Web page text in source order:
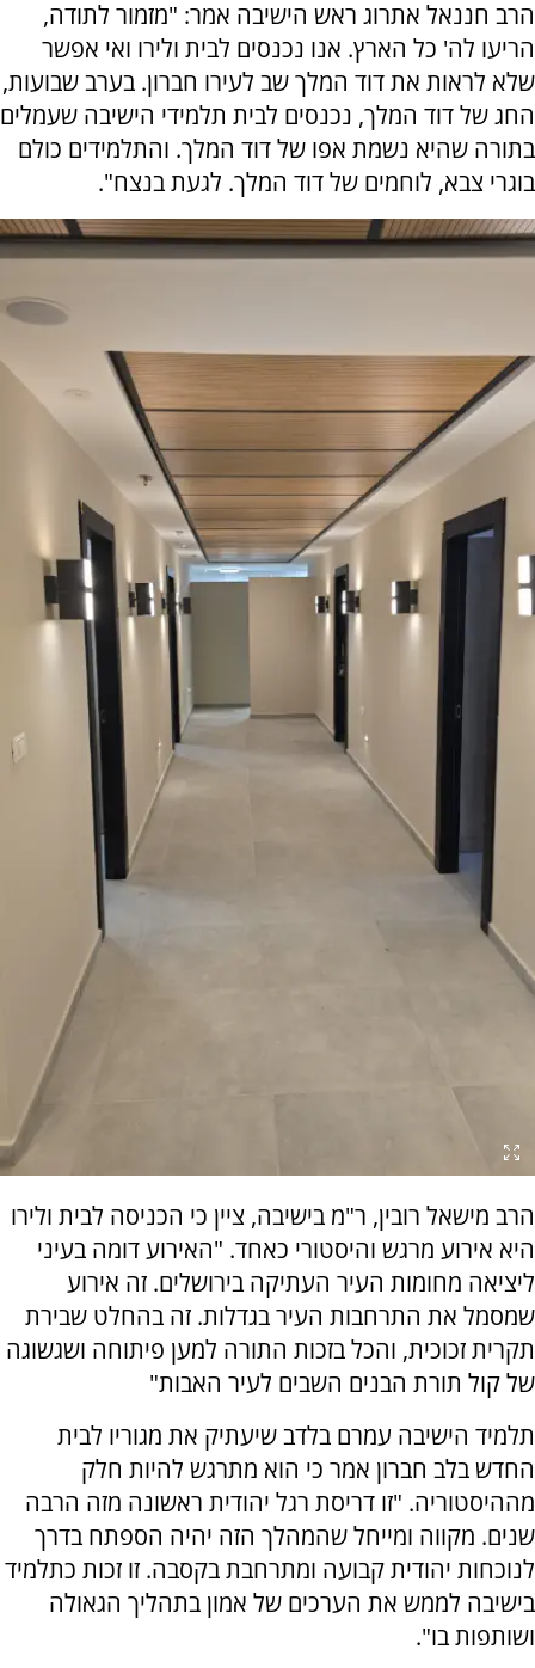
הרב חננאל אתרוג ראש הישיבה אמר: "מזמור לתודה,
הריעו לה' כל הארץ. אנו נכנסים לבית ולירו ואי אפשר
שלא לראות את דוד המלך שב לעירו חברון. בערב שבועות,
החג של דוד המלך, נכנסים לבית תלמידי הישיבה שעמלים
בתורה שהיא נשמת אפו של דוד המלך. והתלמידים כולם
בוגרי צבא, לוחמים של דוד המלך. לגעת בנצח".
הרב מישאל רובין, ר"מ בישיבה, ציין כי הכניסה לבית ולירו
היא אירוע מרגש והיסטורי כאחד. "האירוע דומה בעיני
ליציאה מחומות העיר העתיקה בירושלים. זה אירוע
שמסמל את התרחבות העיר בגדלות. זה בהחלט שבירת
תקרית זכוכית, והכל בזכות התורה למען פיתוחה ושגשוגה
של קול תורת הבנים השבים לעיר האבות"
תלמיד הישיבה עמרם בלדב שיעתיק את מגוריו לבית
החדש בלב חברון אמר כי הוא מתרגש להיות חלק
מההיסטוריה. "זו דריסת רגל יהודית ראשונה מזה הרבה
שנים. מקווה ומייחל שהמהלך הזה יהיה הספתח בדרך
לנוכחות יהודית קבועה ומתרחבת בקסבה. זו זכות כתלמיד
בישיבה לממש את הערכים של אמון בתהליך הגאולה
ושותפות בו".